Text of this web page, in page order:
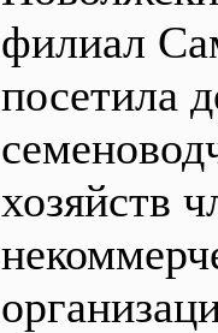
филиал
посетила
хозяйств